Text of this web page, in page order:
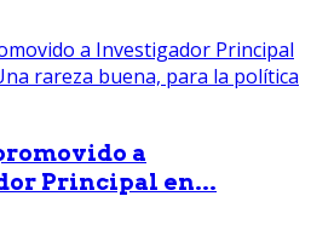
a
Principal en...